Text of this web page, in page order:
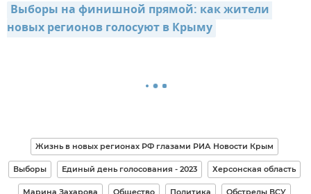
Выборы на финишной прямой: как жители
новых регионов голосуют в Крыму
Жизнь в новых регионах РФ глазами РИА Новости Крым
Выборы Единый день голосования - 2023 Херсонская область
Марина Захарова Общество Политика Обстрелы ВСУ